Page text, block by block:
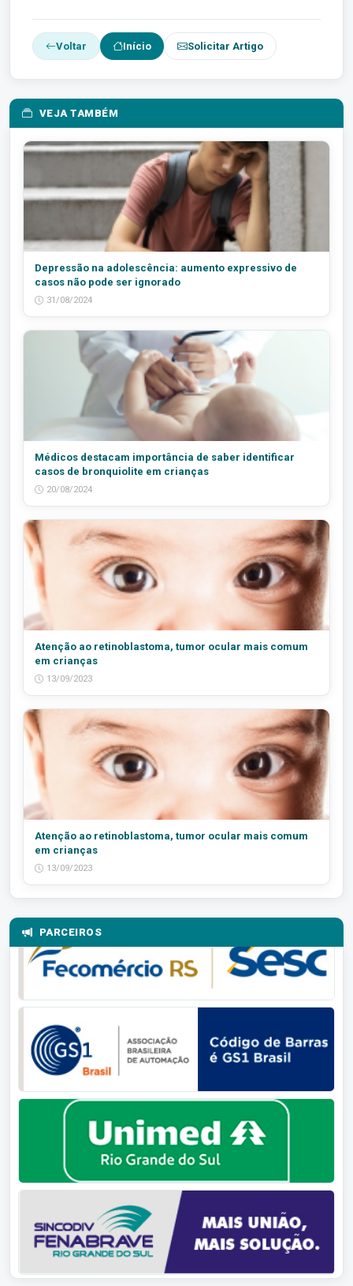
Voltar Início Solicitar Artigo
VEJA TAMBÉM
Depressão na adolescência: aumento expressivo de
casos não pode ser ignorado
31/08/2024
Médicos destacam importância de saber identificar
casos de bronquiolite em crianças
20/08/2024
Atenção ao retinoblastoma, tumor ocular mais comum
em crianças
13/09/2023
Atenção ao retinoblastoma, tumor ocular mais comum
em crianças
13/09/2023
PARCEIROS